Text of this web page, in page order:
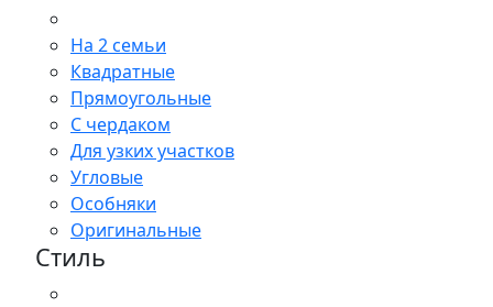
На 2 семьи
Квадратные
Прямоугольные
С чердаком
Для узких участков
Угловые
Особняки
Оригинальные
Стиль